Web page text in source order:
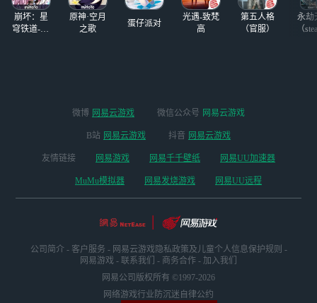
资讯~ *
长都是凹分人，你
让我怎么
崩坏：星
穹铁道-4.4
原神·空月
之歌
蛋仔派对
光遇-致梵
高
第五人格
（官服）
永劫
（
微博 网易云游戏 微信公众号 网易云游戏
B站 网易云游戏 抖音 网易云游戏
友情链接 网易游戏 网易千千壁纸 网易UU加速器
MuMu模拟器 网易发烧游戏 网易UU远程
公司简介 - 客户服务 - 网易云游戏隐私政策及儿童个人信息保护规则 -
网易游戏 - 联系我们 - 商务合作 - 加入我们
网易公司版权所有 ©1997-2026
网络游戏行业防沉迷自律公约